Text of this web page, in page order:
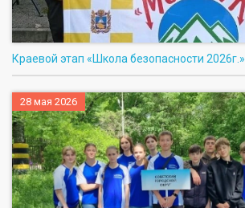
Краевой этап «Школа безопасности 2026г.»
28 мая 2026